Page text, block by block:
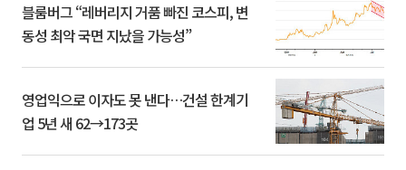
블룸버그 “레버리지 거품 빠진 코스피, 변
동성 최악 국면 지났을 가능성”
영업익으로 이자도 못 낸다…건설 한계기
업 5년 새 62→173곳